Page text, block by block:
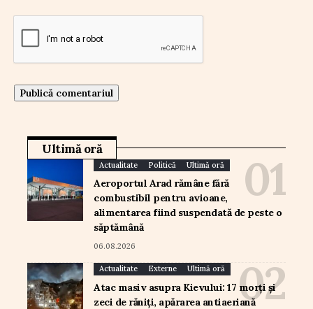
Ultimă oră
Actualitate Politică Ultimă oră
Aeroportul Arad rămâne fără
combustibil pentru avioane,
alimentarea fiind suspendată de peste o
săptămână
06.08.2026
Actualitate Externe Ultimă oră
Atac masiv asupra Kievului: 17 morți și
zeci de răniți, apărarea antiaeriană